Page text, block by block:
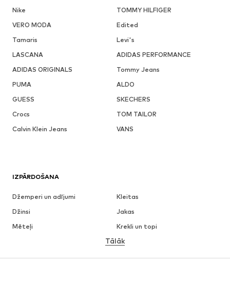
Nike
TOMMY HILFIGER
VERO MODA
Edited
Tamaris
Levi's
LASCANA
ADIDAS PERFORMANCE
ADIDAS ORIGINALS
Tommy Jeans
PUMA
ALDO
GUESS
SKECHERS
Crocs
TOM TAILOR
Calvin Klein Jeans
VANS
IZPĀRDOŠANA
Džemperi un adījumi
Kleitas
Džinsi
Jakas
Mēteļi
Krekli un topi
Apakšveļa
Svārki
Blūzes un tunikas
Tālāk